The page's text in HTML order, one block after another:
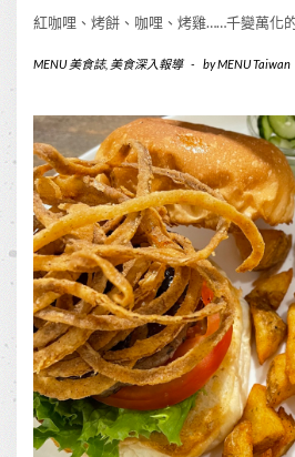
紅咖哩、烤餅、咖哩、烤雞……千變萬化
MENU 美食誌, 美食深入報導 - byMENU Taiwan